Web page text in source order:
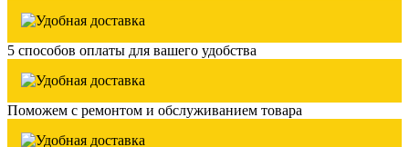
5 способов оплаты для вашего удобства
Поможем с ремонтом и обслуживанием товара